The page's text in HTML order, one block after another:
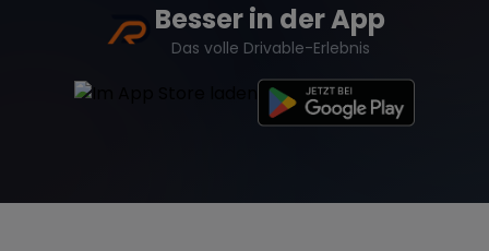
Besser in der App
Das volle Drivable-Erlebnis